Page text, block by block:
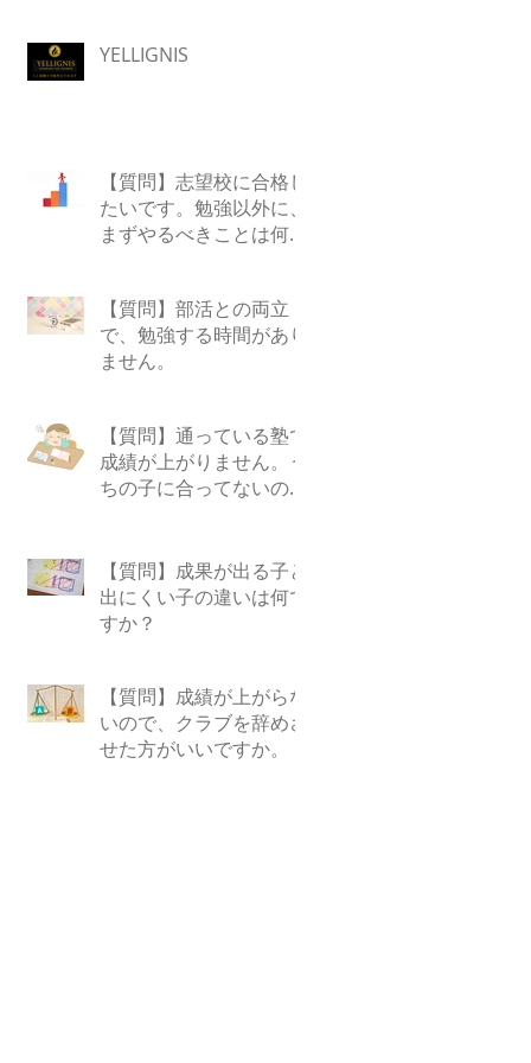
YELLIGNIS
【質問】志望校に合格し
たいです。勉強以外に、
まずやるべきことは何で
【質問】部活との両立
で、勉強する時間があり
ません。
【質問】通っている塾で
成績が上がりません。う
ちの子に合ってないので
【質問】成果が出る子と
出にくい子の違いは何で
すか？
【質問】成績が上がらな
いので、クラブを辞めさ
せた方がいいですか。